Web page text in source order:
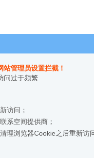
管理员设置拦截！
问过于频繁
访问；
系空间提供商；
理浏览器Cookie之后重新访